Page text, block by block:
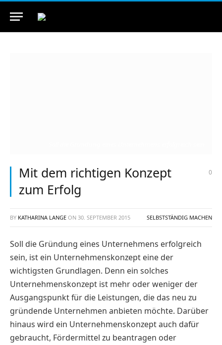
Mit dem richtigen Konzept
zum Erfolg
0
BY KATHARINA LANGE ON 30. SEPTEMBER 2015 SELBSTSTÄNDIG MACHEN
Soll die Gründung eines Unternehmens erfolgreich
sein, ist ein Unternehmenskonzept eine der
wichtigsten Grundlagen. Denn ein solches
Unternehmenskonzept ist mehr oder weniger der
Ausgangspunkt für die Leistungen, die das neu zu
gründende Unternehmen anbieten möchte. Darüber
hinaus wird ein Unternehmenskonzept auch dafür
gebraucht, Fördermittel zu beantragen oder